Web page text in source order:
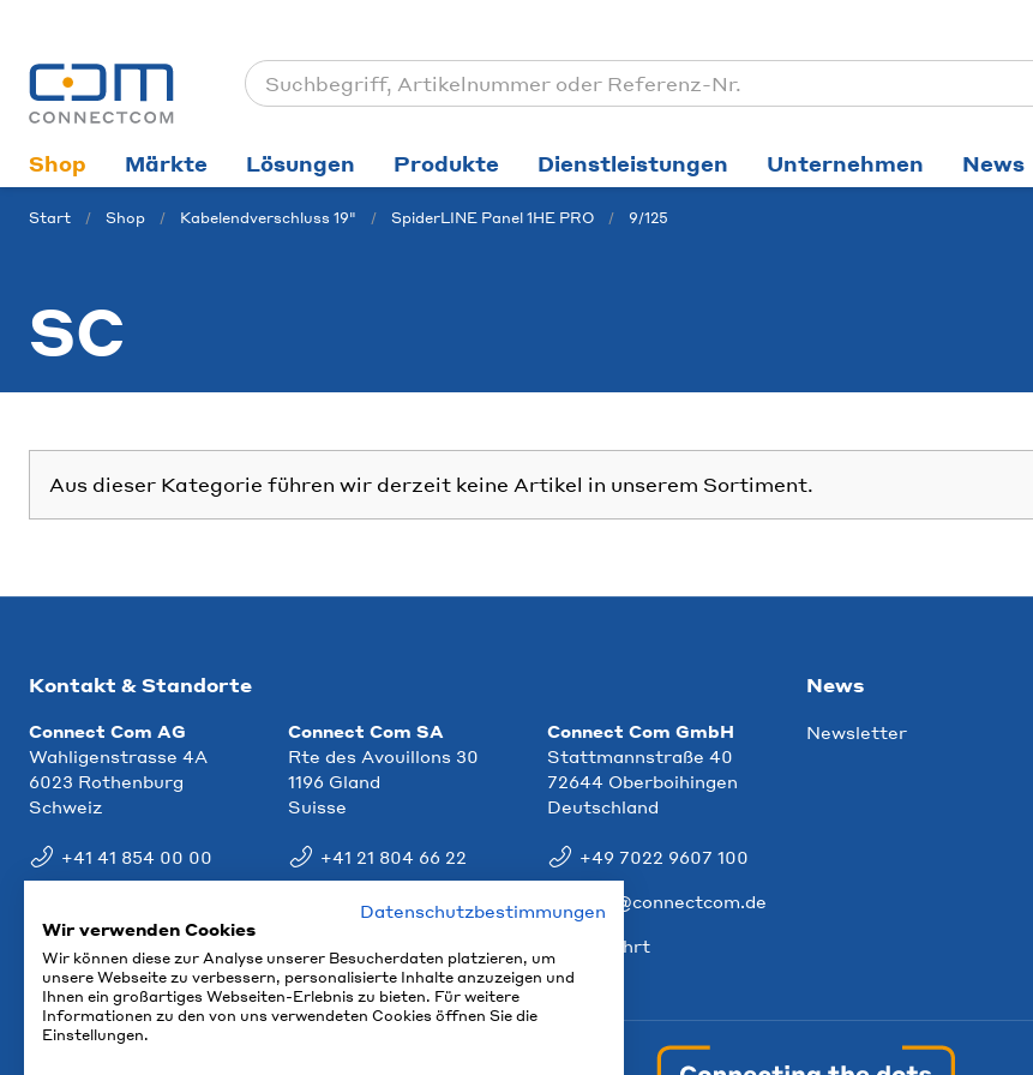
Shop Märkte Lösungen Produkte Dienstleistungen Unternehmen News
Start Shop Kabelendverschluss 19" SpiderLINE Panel 1HE PRO 9/125
SC
Aus dieser Kategorie führen wir derzeit keine Artikel in unserem Sortiment.
Kontakt & Standorte
Connect Com AG
Wahligenstrasse 4A
6023 Rothenburg
Schweiz
+41 41 854 00 00
Connect Com SA
Rte des Avouillons 30
1196 Gland
Suisse
+41 21 804 66 22
info@ccm.ch
Connect Com GmbH
Stattmannstraße 40
72644 Oberboihingen
Deutschland
+49 7022 9607 100
info@connectcom.de
Anfahrt
News
Newsletter
Datenschutzbestimmungen
Wir verwenden Cookies
Wir können diese zur Analyse unserer Besucherdaten platzieren, um
unsere Webseite zu verbessern, personalisierte Inhalte anzuzeigen und
Ihnen ein großartiges Webseiten-Erlebnis zu bieten. Für weitere
Informationen zu den von uns verwendeten Cookies öffnen Sie die
Einstellungen.